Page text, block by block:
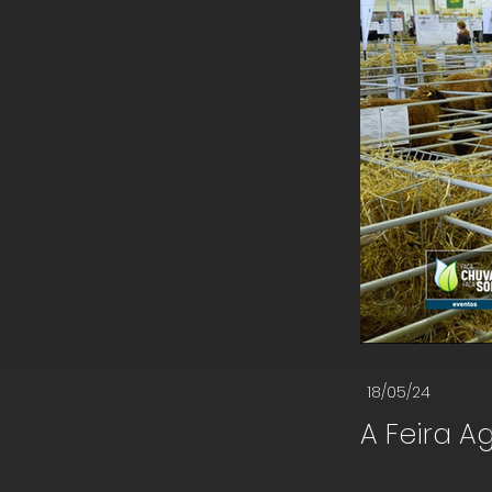
18/05/24
A Feira